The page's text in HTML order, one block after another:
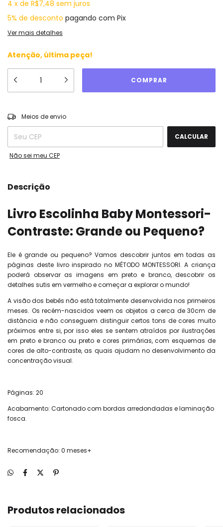
4 x de R$7,48 sem juros
5% de desconto pagando com Pix
Ver mais detalhes
Atenção, última peça!
Entregas para o CEP:
Meios de envio
CALCULAR
Não sei meu CEP
Descrição
Livro Escolinha Baby Montessori-
Contraste: Grande ou Pequeno?
Ele é grande ou pequeno? Vamos descobrir juntos em todas as
páginas deste livro inspirado no MÉTODO MONTESSORI. A criança
poderá observar as imagens em preto e branco, descobrir os
detalhes sutis em vermelho e começar a explorar o mundo!
A visão dos bebês não está totalmente desenvolvida nos primeiros
meses. Os recém-nascidos veem os objetos a cerca de 30cm de
distância e não conseguem distinguir certos tons de cores muito
próximos entre si, por isso eles se sentem atraídos por ilustrações
em preto e branco ou preto e cores primárias, com esquemas de
cores de alto-contraste, as quais ajudam no desenvolvimento da
concentração visual.
Páginas: 20
Acabamento: Cartonado com bordas arredondadas e laminação
fosca.
Recomendação: 0 meses+
Produtos relacionados